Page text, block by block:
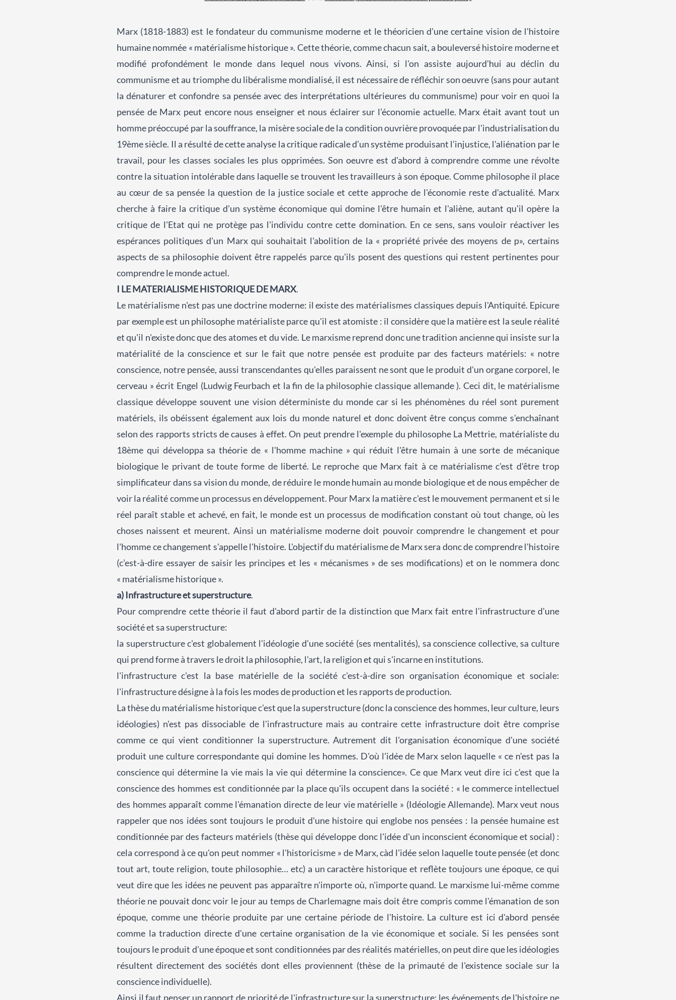
Marx (1818-1883) est le fondateur du communisme moderne et le théoricien d'une certaine vision de l'histoire
humaine nommée « matérialisme historique ». Cette théorie, comme chacun sait, a bouleversé histoire moderne et
modifié profondément le monde dans lequel nous vivons. Ainsi, si l'on assiste aujourd'hui au déclin du
communisme et au triomphe du libéralisme mondialisé, il est nécessaire de réfléchir son oeuvre (sans pour autant
la dénaturer et confondre sa pensée avec des interprétations ultérieures du communisme) pour voir en quoi la
pensée de Marx peut encore nous enseigner et nous éclairer sur l’économie actuelle. Marx était avant tout un
homme préoccupé par la souffrance, la misère sociale de la condition ouvrière provoquée par l'industrialisation du
19ème siècle. Il a résulté de cette analyse la critique radicale d’un système produisant l’injustice, l'aliénation par le
travail, pour les classes sociales les plus opprimées. Son oeuvre est d'abord à comprendre comme une révolte
contre la situation intolérable dans laquelle se trouvent les travailleurs à son époque. Comme philosophe il place
au cœur de sa pensée la question de la justice sociale et cette approche de l'économie reste d'actualité. Marx
cherche à faire la critique d'un système économique qui domine l'être humain et l'aliène, autant qu'il opère la
critique de l'Etat qui ne protège pas l'individu contre cette domination. En ce sens, sans vouloir réactiver les
espérances politiques d'un Marx qui souhaitait l'abolition de la « propriété privée des moyens de p», certains
aspects de sa philosophie doivent être rappelés parce qu'ils posent des questions qui restent pertinentes pour
comprendre le monde actuel.
I LE MATERIALISME HISTORIQUE DE MARX.
Le matérialisme n'est pas une doctrine moderne: il existe des matérialismes classiques depuis l'Antiquité. Epicure
par exemple est un philosophe matérialiste parce qu'il est atomiste : il considère que la matière est la seule réalité
et qu'il n'existe donc que des atomes et du vide. Le marxisme reprend donc une tradition ancienne qui insiste sur la
matérialité de la conscience et sur le fait que notre pensée est produite par des facteurs matériels: « notre
conscience, notre pensée, aussi transcendantes qu'elles paraissent ne sont que le produit d'un organe corporel, le
cerveau » écrit Engel (Ludwig Feurbach et la fin de la philosophie classique allemande ). Ceci dit, le matérialisme
classique développe souvent une vision déterministe du monde car si les phénomènes du réel sont purement
matériels, ils obéissent également aux lois du monde naturel et donc doivent être conçus comme s'enchaînant
selon des rapports stricts de causes à effet. On peut prendre l'exemple du philosophe La Mettrie, matérialiste du
18ème qui développa sa théorie de « l'homme machine » qui réduit l'être humain à une sorte de mécanique
biologique le privant de toute forme de liberté. Le reproche que Marx fait à ce matérialisme c'est d'être trop
simplificateur dans sa vision du monde, de réduire le monde humain au monde biologique et de nous empêcher de
voir la réalité comme un processus en développement. Pour Marx la matière c'est le mouvement permanent et si le
réel paraît stable et achevé, en fait, le monde est un processus de modification constant où tout change, où les
choses naissent et meurent. Ainsi un matérialisme moderne doit pouvoir comprendre le changement et pour
l'homme ce changement s'appelle l'histoire. L'objectif du matérialisme de Marx sera donc de comprendre l'histoire
(c’est-à-dire essayer de saisir les principes et les « mécanismes » de ses modifications) et on le nommera donc
« matérialisme historique ».
a) Infrastructure et superstructure.
Pour comprendre cette théorie il faut d'abord partir de la distinction que Marx fait entre l'infrastructure d'une
société et sa superstructure:
la superstructure c'est globalement l'idéologie d'une société (ses mentalités), sa conscience collective, sa culture
qui prend forme à travers le droit la philosophie, l'art, la religion et qui s'incarne en institutions.
l'infrastructure c'est la base matérielle de la société c'est-à-dire son organisation économique et sociale:
l'infrastructure désigne à la fois les modes de production et les rapports de production.
La thèse du matérialisme historique c'est que la superstructure (donc la conscience des hommes, leur culture, leurs
idéologies) n'est pas dissociable de l'infrastructure mais au contraire cette infrastructure doit être comprise
comme ce qui vient conditionner la superstructure. Autrement dit l'organisation économique d'une société
produit une culture correspondante qui domine les hommes. D'où l'idée de Marx selon laquelle « ce n'est pas la
conscience qui détermine la vie mais la vie qui détermine la conscience». Ce que Marx veut dire ici c'est que la
conscience des hommes est conditionnée par la place qu'ils occupent dans la société : « le commerce intellectuel
des hommes apparaît comme l'émanation directe de leur vie matérielle » (Idéologie Allemande). Marx veut nous
rappeler que nos idées sont toujours le produit d'une histoire qui englobe nos pensées : la pensée humaine est
conditionnée par des facteurs matériels (thèse qui développe donc l'idée d'un inconscient économique et social) :
cela correspond à ce qu'on peut nommer « l'historicisme » de Marx, càd l'idée selon laquelle toute pensée (et donc
tout art, toute religion, toute philosophie… etc) a un caractère historique et reflète toujours une époque, ce qui
veut dire que les idées ne peuvent pas apparaître n'importe où, n'importe quand. Le marxisme lui-même comme
théorie ne pouvait donc voir le jour au temps de Charlemagne mais doit être compris comme l'émanation de son
époque, comme une théorie produite par une certaine période de l'histoire. La culture est ici d'abord pensée
comme la traduction directe d'une certaine organisation de la vie économique et sociale. Si les pensées sont
toujours le produit d'une époque et sont conditionnées par des réalités matérielles, on peut dire que les idéologies
résultent directement des sociétés dont elles proviennent (thèse de la primauté de l'existence sociale sur la
conscience individuelle).
Ainsi il faut penser un rapport de priorité de l'infrastructure sur la superstructure: les événements de l'histoire ne